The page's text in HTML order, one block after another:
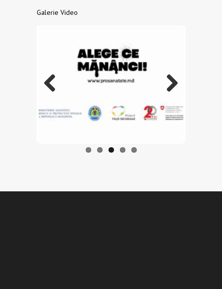
Galerie Video
us